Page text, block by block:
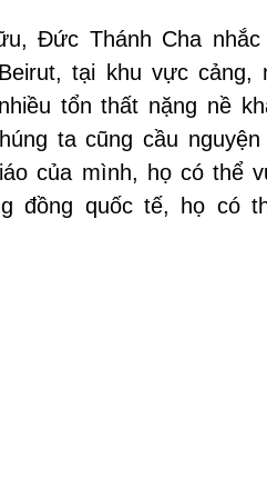
Đức Thánh Cha
tại khu vực
tổn thất nặng nề
ta cũng cầu
của mình, họ có thể
đồng quốc tế, họ có